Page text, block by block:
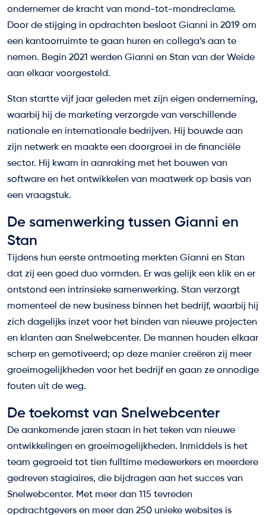
ondernemer de kracht van mond-tot-mondreclame.
Door de stijging in opdrachten besloot Gianni in 2019 om
een kantoorruimte te gaan huren en collega’s aan te
nemen. Begin 2021 werden Gianni en Stan van der Weide
aan elkaar voorgesteld.
Stan startte vijf jaar geleden met zijn eigen onderneming,
waarbij hij de marketing verzorgde van verschillende
nationale en internationale bedrijven. Hij bouwde aan
zijn netwerk en maakte een doorgroei in de financiële
sector. Hij kwam in aanraking met het bouwen van
software en het ontwikkelen van maatwerk op basis van
een vraagstuk.
De samenwerking tussen Gianni en
Stan
Tijdens hun eerste ontmoeting merkten Gianni en Stan
dat zij een goed duo vormden. Er was gelijk een klik en er
ontstond een intrinsieke samenwerking. Stan verzorgt
momenteel de new business binnen het bedrijf, waarbij hij
zich dagelijks inzet voor het binden van nieuwe projecten
en klanten aan Snelwebcenter. De mannen houden elkaar
scherp en gemotiveerd; op deze manier creëren zij meer
groeimogelijkheden voor het bedrijf en gaan ze onnodige
fouten uit de weg.
De toekomst van Snelwebcenter
De aankomende jaren staan in het teken van nieuwe
ontwikkelingen en groeimogelijkheden. Inmiddels is het
team gegroeid tot tien fulltime medewerkers en meerdere
gedreven stagiaires, die bijdragen aan het succes van
Snelwebcenter. Met meer dan 115 tevreden
opdrachtgevers en meer dan 250 unieke websites is